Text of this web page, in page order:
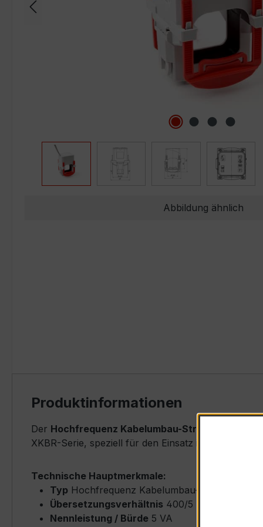
Abbildung ähnlich
Produktinformationen
Der Hochfrequenz Kabelumbau-Stromwandler
XKBR-Serie, speziell für den Einsatz in
Technische Hauptmerkmale:
Typ Hochfrequenz Kabelumbau-Stromwandler
Übersetzungsverhältnis 400/5 A
Nennleistung / Bürde 5 VA